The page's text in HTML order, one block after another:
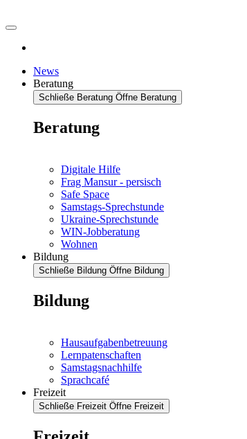
News
Beratung
Schließe Beratung Öffne Beratung
Beratung
Digitale Hilfe
Frag Mansur - persisch
Safe Space
Samstags-Sprechstunde
Ukraine-Sprechstunde
WIN-Jobberatung
Wohnen
Bildung
Schließe Bildung Öffne Bildung
Bildung
Hausaufgabenbetreuung
Lernpatenschaften
Samstagsnachhilfe
Sprachcafé
Freizeit
Schließe Freizeit Öffne Freizeit